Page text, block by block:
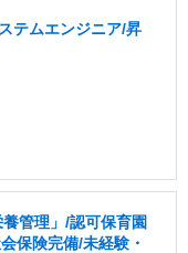
テムエンジニア/昇
管理」/認可保育園
保険完備/未経験・